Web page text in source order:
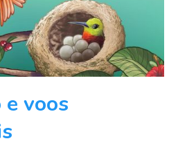
voos